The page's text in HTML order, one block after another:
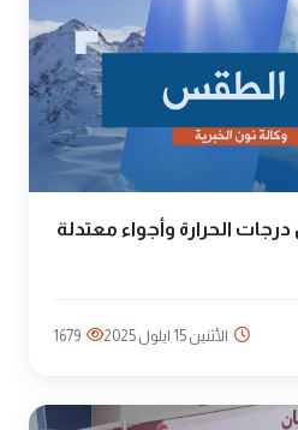
الحرارة وأجواء معتدلة
الأثنين 15 ايلول 2025 1679